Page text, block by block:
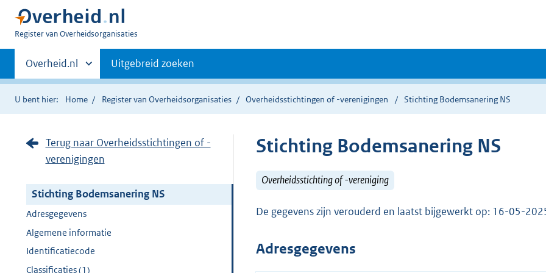
U
Register van Overheidsorganisaties
Primaire
navigatie
Andere
sites
binnen
Overheid.nl Uitgebreid zoeken
U bent hier: Home Register van Overheidsorganisaties Overheidsstichtingen of -verenigingen Stichting Bodemsanering NS
Terug naar Overheidsstichtingen of -
verenigingen
Stichting Bodemsanering NS
Adresgegevens
Algemene informatie
Identificatiecode
Classificaties (1)
Stichting Bodemsanering NS
Overheidsstichting of -vereniging
De gegevens zijn verouderd en laatst bijgewerkt op: 16-05-
Adresgegevens